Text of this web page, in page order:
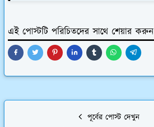
এই পোস্টটি পরিচিতদের সাথে শেয়ার করুন
পূর্বের পোস্ট দেখুন